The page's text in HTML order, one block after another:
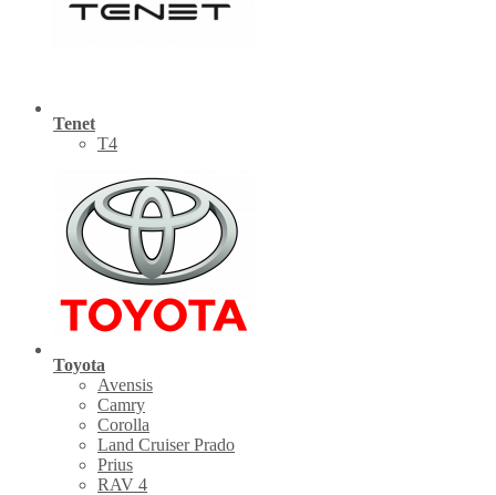
Tenet
Т4
Toyota
Avensis
Camry
Corolla
Land Cruiser Prado
Prius
RAV 4